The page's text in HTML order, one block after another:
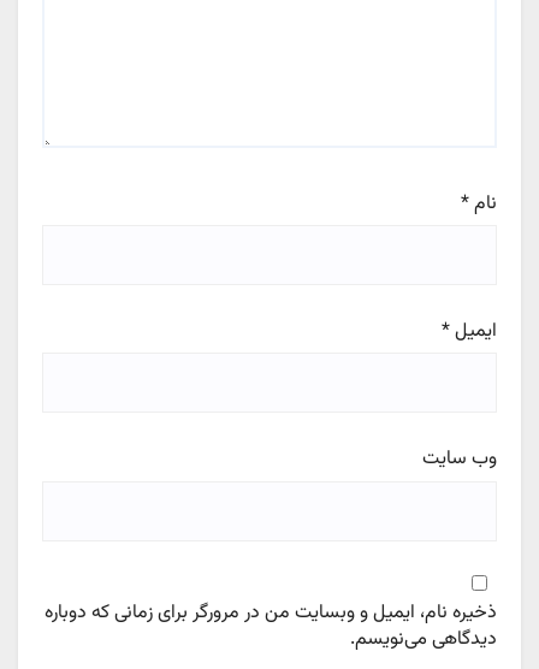
نام*
ایمیل*
وب‌ سایت
ذخیره نام، ایمیل و وبسایت من در مرورگر برای زمانی که دوباره
دیدگاهی می‌نویسم.